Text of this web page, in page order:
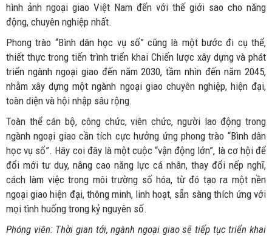
hình ảnh ngoại giao Việt Nam đến với thế giới sao cho năng
động, chuyên nghiệp nhất.
Phong trào “Bình dân học vụ số” cũng là một bước đi cụ thể,
thiết thực trong tiến trình triển khai Chiến lược xây dựng và phát
triển ngành ngoại giao đến năm 2030, tầm nhìn đến năm 2045,
nhằm xây dựng một ngành ngoại giao chuyên nghiệp, hiện đại,
toàn diện và hội nhập sâu rộng.
Toàn thể cán bộ, công chức, viên chức, người lao động trong
ngành ngoại giao cần tích cực hưởng ứng phong trào “Bình dân
học vụ số”. Hãy coi đây là một cuộc “vận động lớn”, là cơ hội để
đổi mới tư duy, nâng cao năng lực cá nhân, thay đổi nếp nghĩ,
cách làm việc trong môi trường số hóa, từ đó tạo ra một nền
ngoại giao hiện đại, thông minh, linh hoạt, sẵn sàng thích ứng với
mọi tình huống trong kỷ nguyên số.
Phóng viên: Thời gian tới, ngành ngoại giao sẽ tiếp tục triển khai